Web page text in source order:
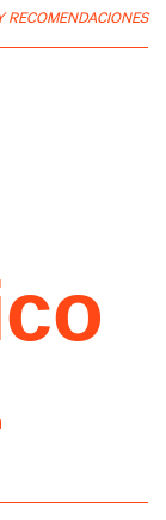
RECOMENDACIONES